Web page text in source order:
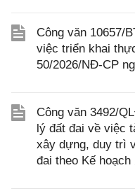
Công văn 10657/
việc triển khai
50/2026/NĐ-CP
Công văn 3492/
lý đất đai về việc
xây dựng, duy trì
đai theo Kế hoạch